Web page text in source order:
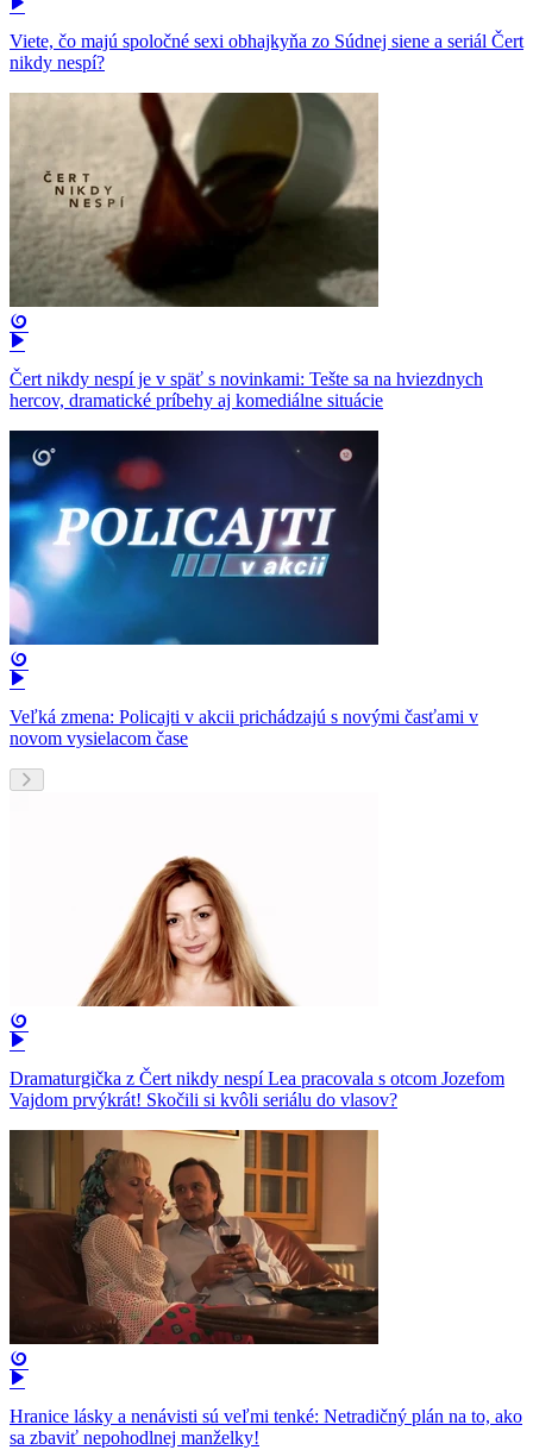
Viete, čo majú spoločné sexi obhajkyňa zo Súdnej siene a seriál Čert
nikdy nespí?
Čert nikdy nespí je v späť s novinkami: Tešte sa na hviezdnych
hercov, dramatické príbehy aj komediálne situácie
Veľká zmena: Policajti v akcii prichádzajú s novými časťami v
novom vysielacom čase
Dramaturgička z Čert nikdy nespí Lea pracovala s otcom Jozefom
Vajdom prvýkrát! Skočili si kvôli seriálu do vlasov?
Hranice lásky a nenávisti sú veľmi tenké: Netradičný plán na to, ako
sa zbaviť nepohodlnej manželky!